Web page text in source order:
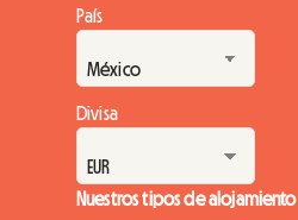
País
Divisa
Nuestros tipos de alojamiento